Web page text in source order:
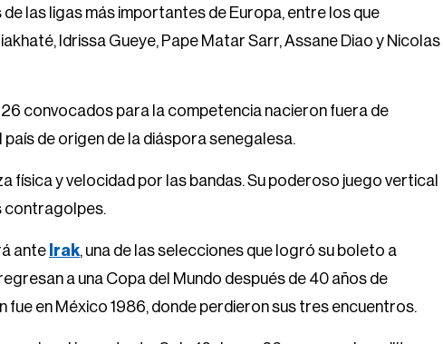
de las ligas más importantes de Europa, entre los que
Idrissa Gueye, Pape Matar Sarr, Assane Diao y Nicolas
convocados para la competencia nacieron fuera de
país de origen de la diáspora senegalesa.
física y velocidad por las bandas. Su poderoso juego vertical
contragolpes.
ante Irak, una de las selecciones que logró su boleto a
a una Copa del Mundo después de 40 años de
fue en México 1986, donde perdieron sus tres encuentros.